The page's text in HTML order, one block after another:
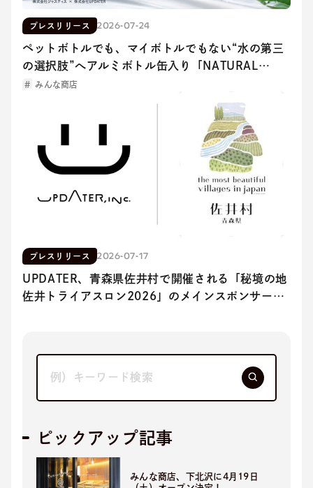
プレスリリース 2026-07-24
ペットボトルでも、マイボトルでもない“水の第三
の選択肢”へアルミボトル缶入り「NATURAL
MINERAL WATER」パッケージを刷新
みんな商店
プレスリリース 2026-07-17
UPDATER、青森県佐井村で開催される「秘境の地
佐井トライアスロン2026」のメインスポンサーに
ピックアップ記事
みんな商店、下北沢に4月19日